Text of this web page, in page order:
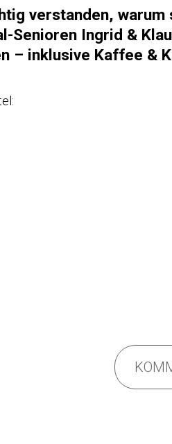
verstanden, warum
Senioren Ingrid &
– inklusive Kaffee &